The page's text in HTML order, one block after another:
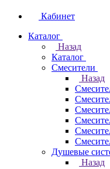
Кабинет
Каталог
Назад
Каталог
Смесители
Назад
Душевые
Назад